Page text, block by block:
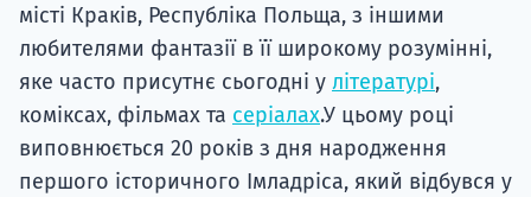
місті Краків, Республіка Польща, з іншими
любителями фантазії в її широкому розумінні,
яке часто присутнє сьогодні у літературі,
коміксах, фільмах та серіалах.У цьому році
виповнюється 20 років з дня народження
першого історичного Імладріса, який відбувся у